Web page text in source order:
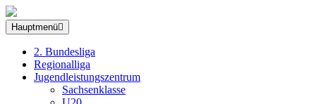
Hauptmenü
2. Bundesliga
Regionalliga
Jugendleistungszentrum
Sachsenklasse